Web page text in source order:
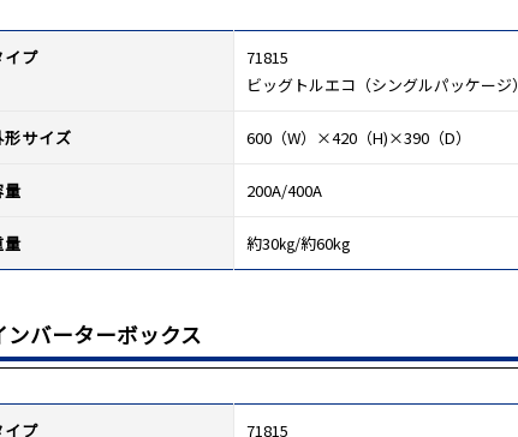
イプ
71815
ビッグトルエコ（シングルパッケージ）
形サイズ 600（W）×420（H)×390（D）
量 200A/400A
量 約30㎏/約60kg
ンバーターボックス
イプ 71815